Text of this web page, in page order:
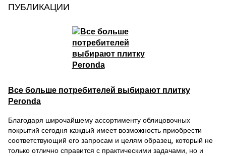
ПУБЛИКАЦИИ
Все больше потребителей выбирают плитку
Peronda
Благодаря широчайшему ассортименту облицовочных
покрытий сегодня каждый имеет возможность приобрести
соответствующий его запросам и целям образец, который не
только отлично справится с практическими задачами, но и